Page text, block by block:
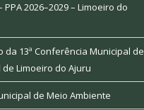
2026–2029 – Limoeiro do
da 13ª Conferência Municipal de
Limoeiro do Ajuru
de Meio Ambiente